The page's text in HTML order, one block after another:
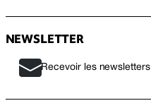
NEWSLETTER
Recevoir les newsletters